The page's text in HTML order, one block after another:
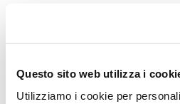
Questo sito web utilizza i
Utilizziamo i cookie per